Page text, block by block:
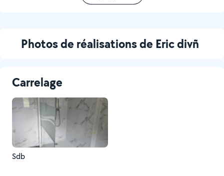
Photos de réalisations de Eric divñ
Carrelage
Sdb